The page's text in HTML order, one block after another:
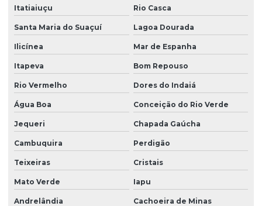
Itatiaiuçu Rio Casca
Santa Maria do Suaçuí Lagoa Dourada
Ilicínea Mar de Espanha
Itapeva Bom Repouso
Rio Vermelho Dores do Indaiá
Água Boa Conceição do Rio Verde
Jequeri Chapada Gaúcha
Cambuquira Perdigão
Teixeiras Cristais
Mato Verde Iapu
Andrelândia Cachoeira de Minas